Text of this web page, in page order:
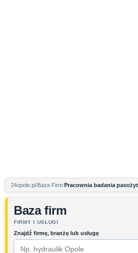
24opole.pl Baza Firm Pracownia badania
Baza firm
FIRMY I USŁUGI
Znajdź firmę, branżę lub usługę